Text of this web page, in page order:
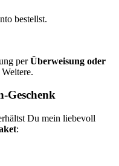
bestellst.
perÜberweisung oder
Geschenk
Du mein liebevoll
: